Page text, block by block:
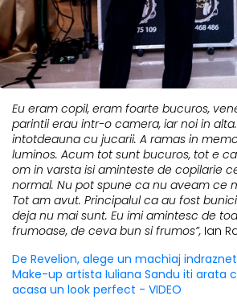
Eu eram copil, eram foarte bucuros,
parintii erau intr-o camera, iar noi in
intotdeauna cu jucarii. A ramas in
luminos. Acum tot sunt bucuros, tot e
om in varsta isi aminteste de copilarie
normal. Nu pot spune ca nu aveam ce
Tot am avut. Principalul ca au fost
deja nu mai sunt. Eu imi amintesc de
frumoase, de ceva bun si frumos”, Ian
De Revelion, alege un machiaj
Make-up artista Iuliana Sandu iti arata
acasa un look perfect - VIDEO